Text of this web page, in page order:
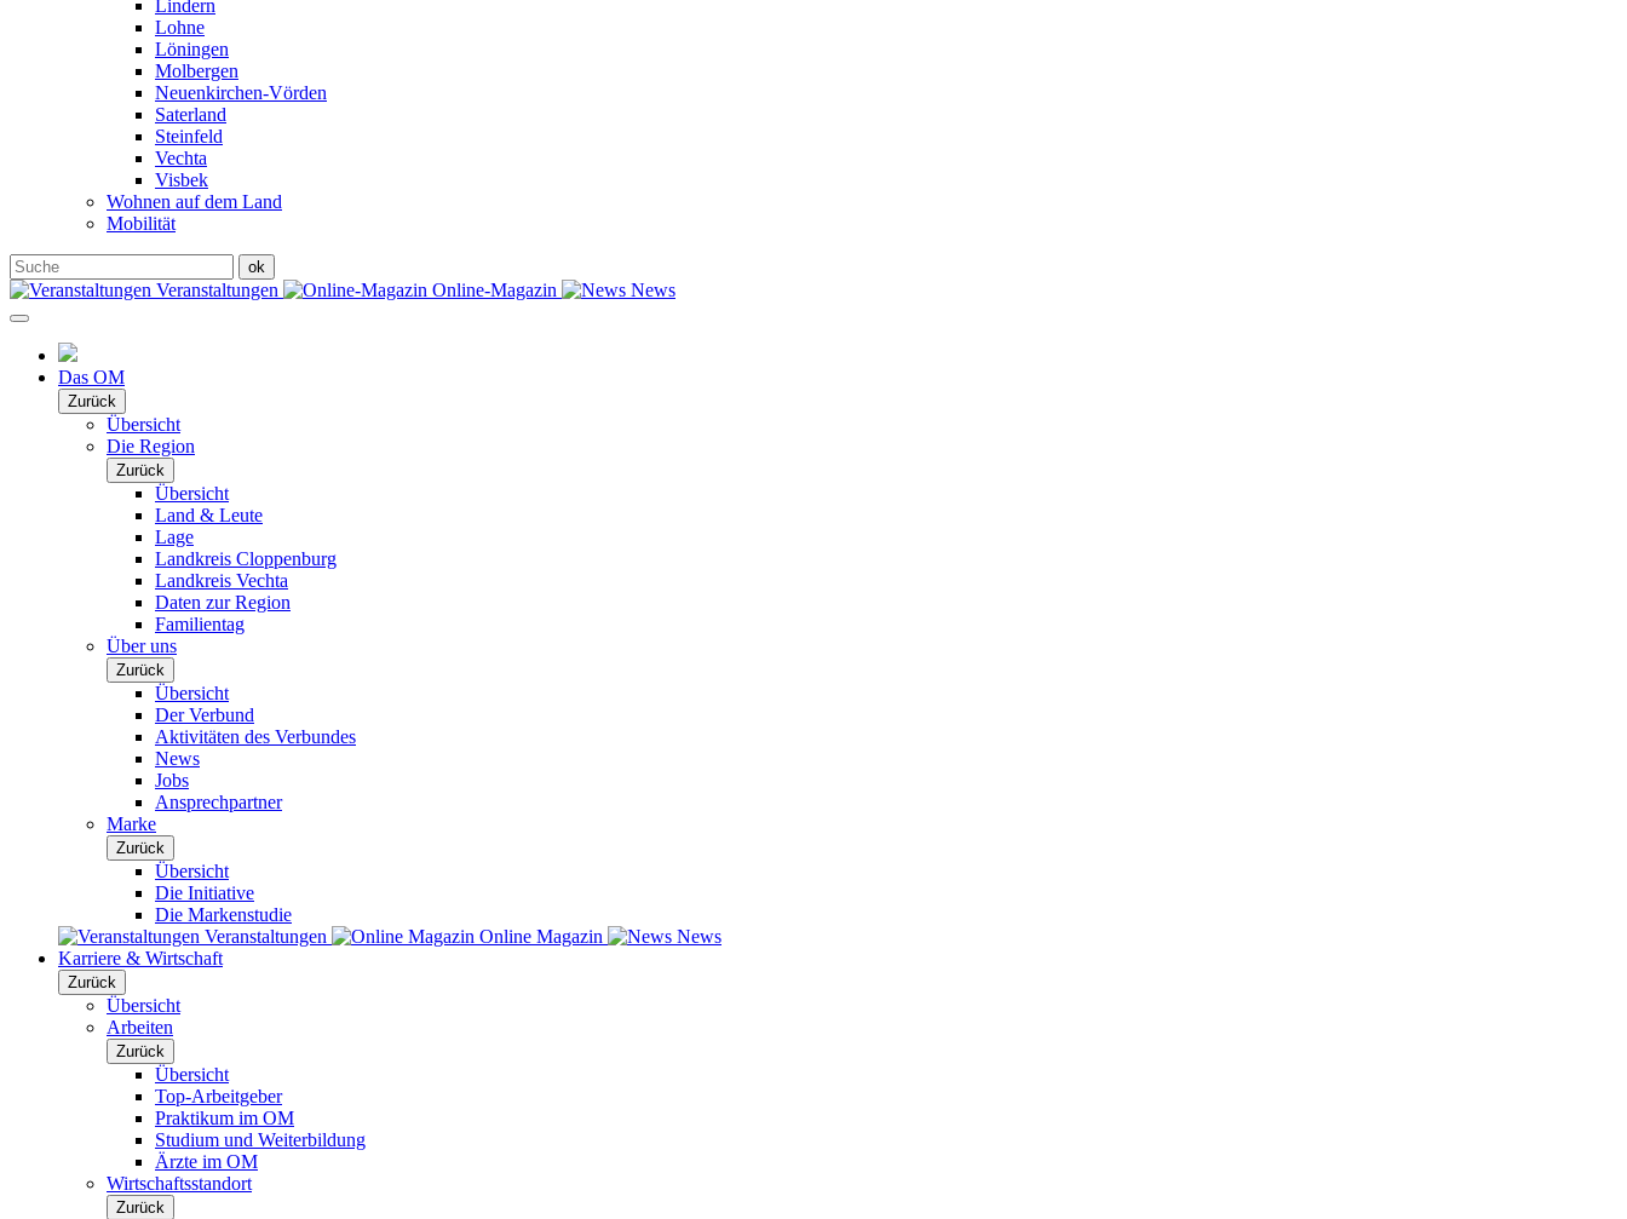
Lindern
Lohne
Löningen
Molbergen
Neuenkirchen-Vörden
Saterland
Steinfeld
Vechta
Visbek
Wohnen auf dem Land
Mobilität
Veranstaltungen Online-Magazin News
Das OM
Zurück
Übersicht
Die Region
Zurück
Übersicht
Land & Leute
Lage
Landkreis Cloppenburg
Landkreis Vechta
Daten zur Region
Familientag
Über uns
Zurück
Übersicht
Der Verbund
Aktivitäten des Verbundes
News
Jobs
Ansprechpartner
Marke
Zurück
Übersicht
Die Initiative
Die Markenstudie
Veranstaltungen
Online Magazin
News
Karriere & Wirtschaft
Zurück
Übersicht
Arbeiten
Zurück
Übersicht
Top-Arbeitgeber
Praktikum im OM
Studium und Weiterbildung
Ärzte im OM
Wirtschaftsstandort
Zurück